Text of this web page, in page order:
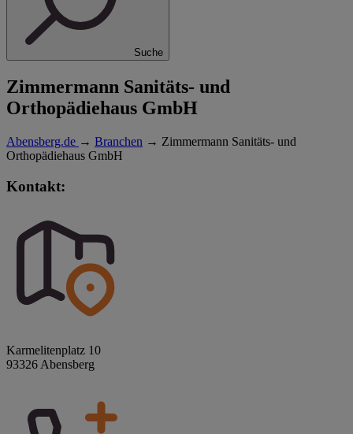
Suche
Zimmermann Sanitäts- und
Orthopädiehaus GmbH
Abensberg.de → Branchen → Zimmermann Sanitäts- und
Orthopädiehaus GmbH
Kontakt:
Karmelitenplatz 10
93326 Abensberg